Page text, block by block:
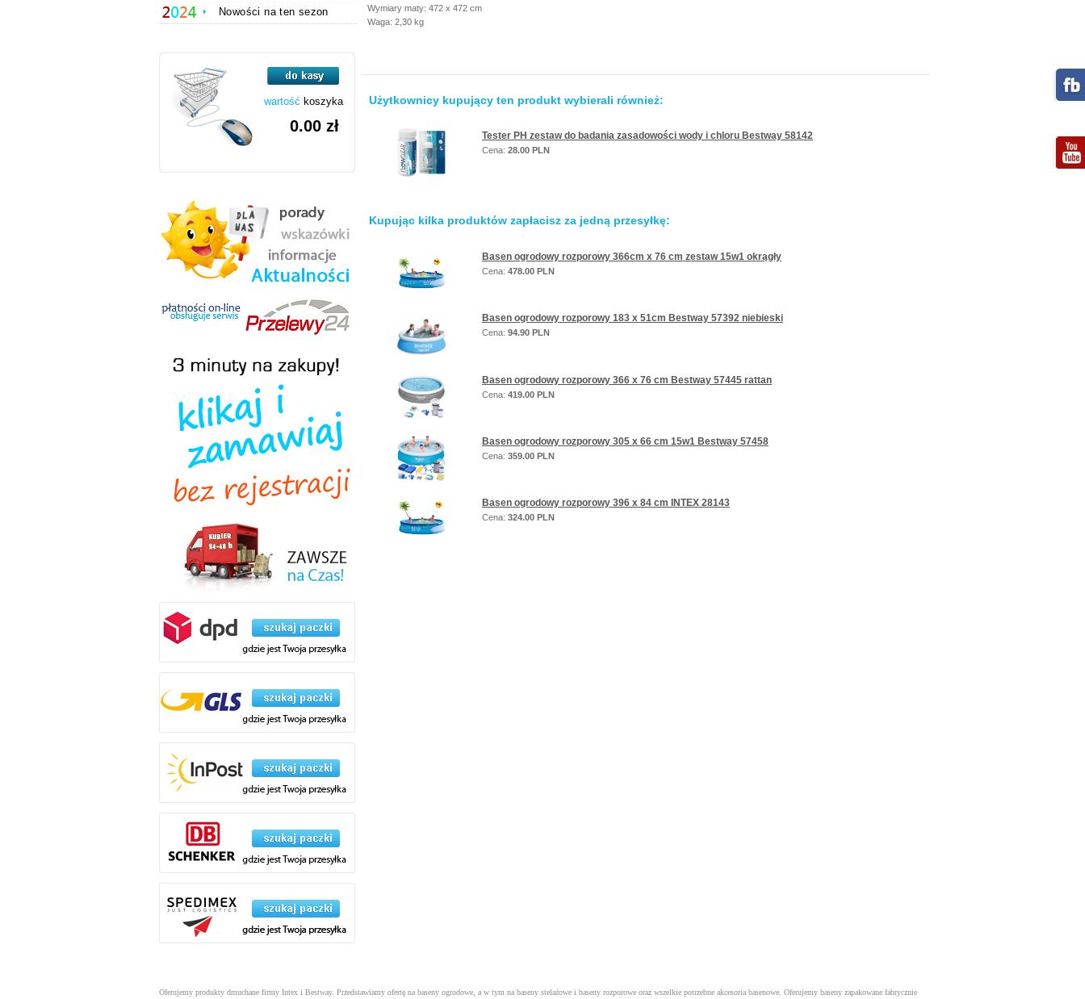
Wymiary maty: 472 x 472 cm
Waga: 2,30 kg
Użytkownicy kupujący ten produkt wybierali również:
Tester PH zestaw do badania zasadowości wody i chloru Bestway 58142
Cena: 28.00 PLN
Kupując kilka produktów zapłacisz za jedną przesyłkę:
Basen ogrodowy rozporowy 366cm x 76 cm zestaw 15w1 okrągły
Cena: 478.00 PLN
Basen ogrodowy rozporowy 183 x 51cm Bestway 57392 niebieski
Cena: 94.90 PLN
Basen ogrodowy rozporowy 366 x 76 cm Bestway 57445 rattan
Cena: 419.00 PLN
Basen ogrodowy rozporowy 305 x 66 cm 15w1 Bestway 57458
Cena: 359.00 PLN
Basen ogrodowy rozporowy 396 x 84 cm INTEX 28143
Cena: 324.00 PLN
Nowości na ten sezon
wartość koszyka
0.00 zł
Oferujemy produkty dmuchane firmy Intex i Bestway. Przedstawiamy ofertę na baseny ogrodowe, a w tym na baseny stelażowe i baseny rozporowe oraz wszelkie potrzebne akcesoria basenowe. Oferujemy baseny zapakowane fabrycznie